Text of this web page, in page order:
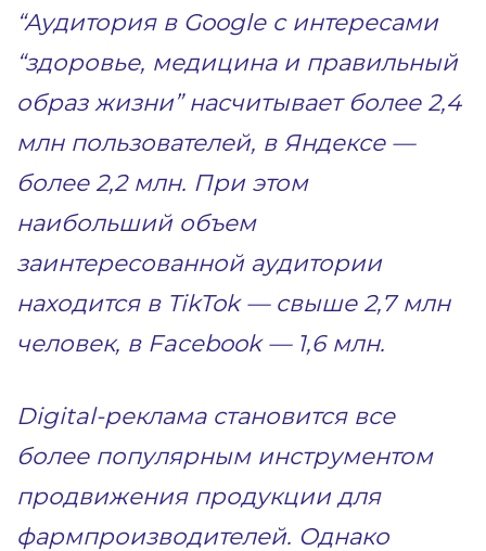
“Аудитория в Google с интересами
“здоровье, медицина и правильный
образ жизни” насчитывает более 2,4
млн пользователей, в Яндексе —
более 2,2 млн. При этом
наибольший объем
заинтересованной аудитории
находится в TikTok — свыше 2,7 млн
человек, в Facebook — 1,6 млн.
Digital-реклама становится все
более популярным инструментом
продвижения продукции для
фармпроизводителей. Однако